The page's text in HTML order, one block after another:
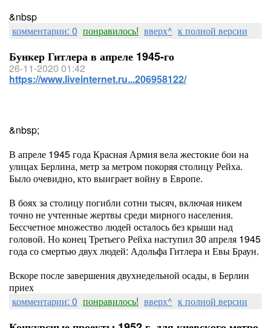
&nbsp
комментарии: 0 понравилось! вверх^ к полной версии
Бункер Гитлера в апреле 1945-го
26-11-2020 01:42
https://www.liveinternet.ru...206958122/
&nbsp;
В апреле 1945 года Красная Армия вела жестокие бои на
улицах Берлина, метр за метром покоряя столицу Рейха.
Было очевидно, кто выиграет войну в Европе.
В боях за столицу погибли сотни тысяч, включая никем
точно не учтенные жертвы среди мирного населения.
Бессчетное множество людей осталось без крыши над
головой. Но конец Третьего Рейха наступил 30 апреля 1945
года со смертью двух людей: Адольфа Гитлера и Евы Браун.
Вскоре после завершения двухнедельной осады, в Берлин
приех
комментарии: 0 понравилось! вверх^ к полной версии